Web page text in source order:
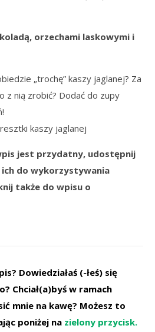
orzechami laskowymi i
„trochę” kaszy jaglanej? Za
z nią zrobić? Dodać do zupy
resztki kaszy jaglanej
jest przydatny, udostępnij
ich do wykorzystywania
także do wpisu o
Dowiedziałaś (-łeś) się
Chciał(a)byś w ramach
mnie na kawę? Możesz to
poniżej na zielony przycisk.